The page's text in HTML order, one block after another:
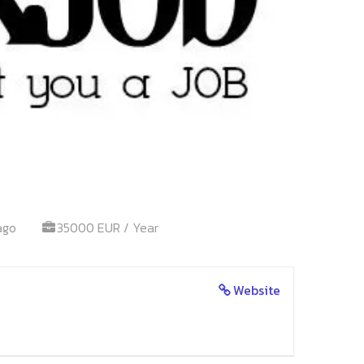
35000 EUR / Year
Website